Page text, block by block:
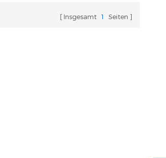
Insgesamt 1 Seiten